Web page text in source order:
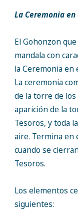
La Ceremonia
El Gohonzon
mandala con
la Ceremonia en
La ceremonia
de la torre de los
aparición de la
Tesoros, y toda
aire. Termina en
cuando se
Tesoros.
Los elementos
siguientes: